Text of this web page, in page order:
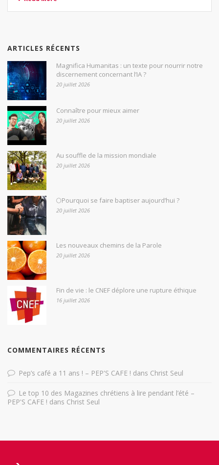
ARTICLES RÉCENTS
Magnifica Humanitas : un texte pour nourrir notre
discernement concernant l’IA ?
20 juillet 2026
Connaître pour mieux aimer
20 juillet 2026
Au souffle de la mission mondiale
20 juillet 2026
🌕Pourquoi se faire baptiser aujourd’hui ?
20 juillet 2026
Les nouveaux chemins de la Parole
20 juillet 2026
Fin de vie : le CNEF déplore une rupture éthique
16 juillet 2026
COMMENTAIRES RÉCENTS
Pep’s café a 11 ans ! – PEP'S CAFE ! dans Christ Seul
Le top 10 des Magazines chrétiens à lire pendant l’été –
PEP'S CAFE ! dans Christ Seul